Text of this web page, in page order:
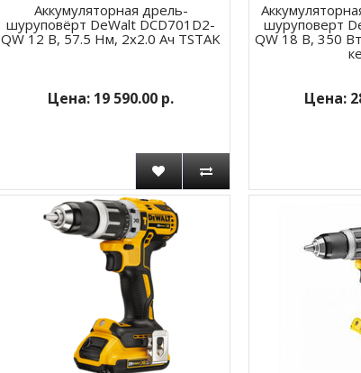
Аккумуляторная дрель-
шуруповёрт DeWalt DCD701D2-
QW 12 В, 57.5 Нм, 2х2.0 Ач TSTAK
19 590.00 р.
шуруповерт
QW 18 В, 350